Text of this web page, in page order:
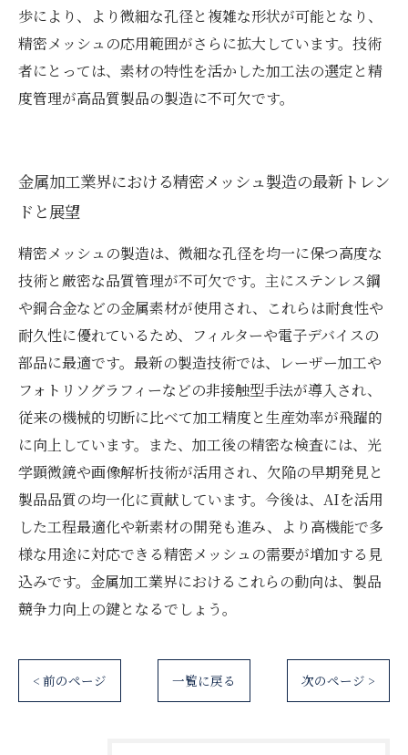
歩により、より微細な孔径と複雑な形状が可能となり、
精密メッシュの応用範囲がさらに拡大しています。技術
者にとっては、素材の特性を活かした加工法の選定と精
度管理が高品質製品の製造に不可欠です。
金属加工業界における精密メッシュ製造の最新トレン
ドと展望
精密メッシュの製造は、微細な孔径を均一に保つ高度な
技術と厳密な品質管理が不可欠です。主にステンレス鋼
や銅合金などの金属素材が使用され、これらは耐食性や
耐久性に優れているため、フィルターや電子デバイスの
部品に最適です。最新の製造技術では、レーザー加工や
フォトリソグラフィーなどの非接触型手法が導入され、
従来の機械的切断に比べて加工精度と生産効率が飛躍的
に向上しています。また、加工後の精密な検査には、光
学顕微鏡や画像解析技術が活用され、欠陥の早期発見と
製品品質の均一化に貢献しています。今後は、AIを活用
した工程最適化や新素材の開発も進み、より高機能で多
様な用途に対応できる精密メッシュの需要が増加する見
込みです。金属加工業界におけるこれらの動向は、製品
競争力向上の鍵となるでしょう。
< 前のページ 一覧に戻る 次のページ >